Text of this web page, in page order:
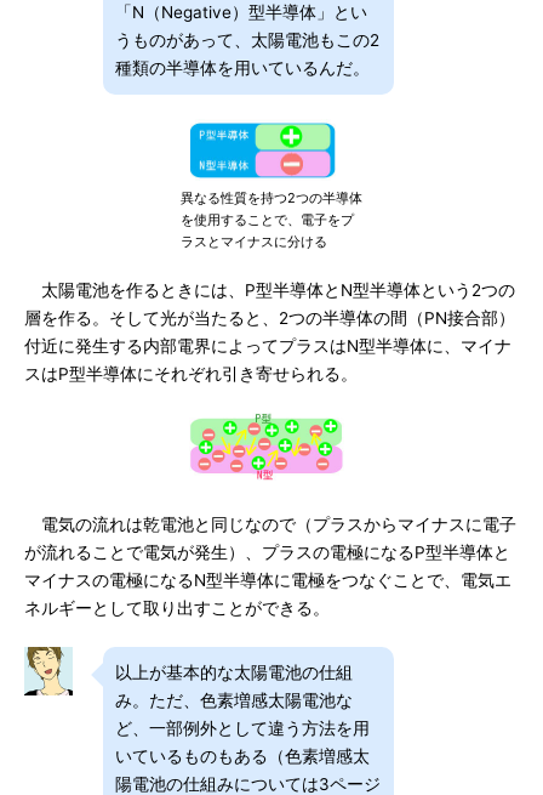
「N（Negative）型半導体」とい
うものがあって、太陽電池もこの2
種類の半導体を用いているんだ。
異なる性質を持つ2つの半導体
を使用することで、電子をプ
ラスとマイナスに分ける
太陽電池を作るときには、P型半導体とN型半導体という2つの
層を作る。そして光が当たると、2つの半導体の間（PN接合部）
付近に発生する内部電界によってプラスはN型半導体に、マイナ
スはP型半導体にそれぞれ引き寄せられる。
電気の流れは乾電池と同じなので（プラスからマイナスに電子
が流れることで電気が発生）、プラスの電極になるP型半導体と
マイナスの電極になるN型半導体に電極をつなぐことで、電気エ
ネルギーとして取り出すことができる。
以上が基本的な太陽電池の仕組
み。ただ、色素増感太陽電池な
ど、一部例外として違う方法を用
いているものもある（色素増感太
陽電池の仕組みについては3ページ